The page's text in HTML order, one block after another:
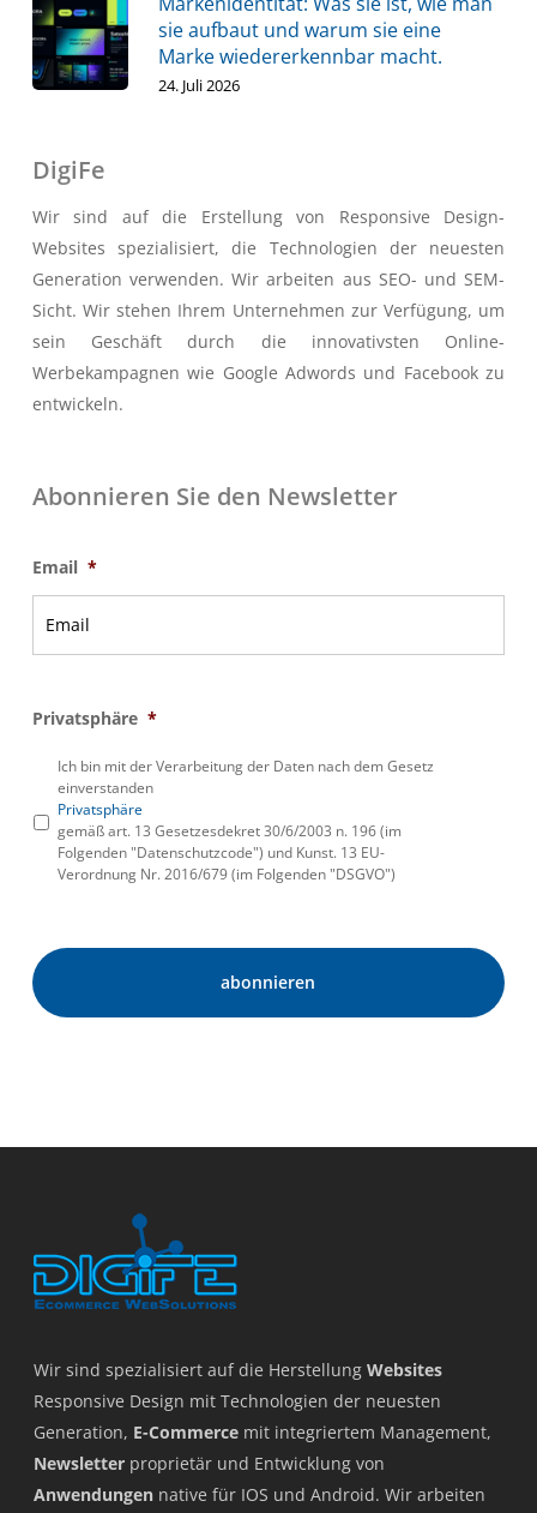
sie aufbaut und warum sie eine
Marke wiedererkennbar macht.
24. Juli 2026
DigiFe
Wir sind auf die Erstellung von Responsive Design-
Websites spezialisiert, die Technologien der neuesten
Generation verwenden. Wir arbeiten aus SEO- und SEM-
Sicht. Wir stehen Ihrem Unternehmen zur Verfügung, um
sein Geschäft durch die innovativsten Online-
Werbekampagnen wie Google Adwords und Facebook zu
entwickeln.
Abonnieren Sie den Newsletter
Email *
Privatsphäre *
Ich bin mit der Verarbeitung der Daten nach dem Gesetz
einverstanden
Privatsphäre
gemäß art. 13 Gesetzesdekret 30/6/2003 n. 196 (im
Folgenden "Datenschutzcode") und Kunst. 13 EU-
Verordnung Nr. 2016/679 (im Folgenden "DSGVO")
Wir sind spezialisiert auf die Herstellung Websites
Responsive Design mit Technologien der neuesten
Generation, E-Commerce mit integriertem Management,
Newsletter proprietär und Entwicklung von
Anwendungen native für IOS und Android. Wir arbeiten